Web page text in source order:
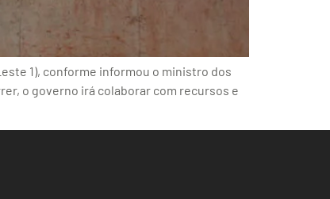
1), conforme informou o ministro dos
o governo irá colaborar com recursos e